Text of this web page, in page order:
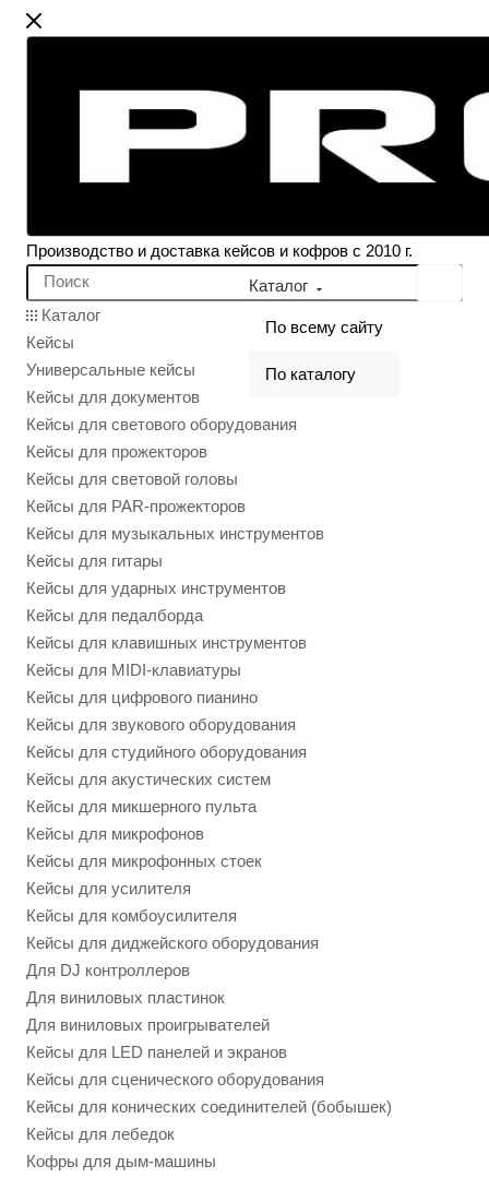
Производство и доставка кейсов и кофров с 2010 г.
Каталог
По всему сайту
По каталогу
Каталог
Кейсы
Универсальные кейсы
Кейсы для документов
Кейсы для светового оборудования
Кейсы для прожекторов
Кейсы для световой головы
Кейсы для PAR-прожекторов
Кейсы для музыкальных инструментов
Кейсы для гитары
Кейсы для ударных инструментов
Кейсы для педалборда
Кейсы для клавишных инструментов
Кейсы для MIDI-клавиатуры
Кейсы для цифрового пианино
Кейсы для звукового оборудования
Кейсы для студийного оборудования
Кейсы для акустических систем
Кейсы для микшерного пульта
Кейсы для микрофонов
Кейсы для микрофонных стоек
Кейсы для усилителя
Кейсы для комбоусилителя
Кейсы для диджейского оборудования
Для DJ контроллеров
Для виниловых пластинок
Для виниловых проигрывателей
Кейсы для LED панелей и экранов
Кейсы для сценического оборудования
Кейсы для конических соединителей (бобышек)
Кейсы для лебедок
Кофры для дым-машины